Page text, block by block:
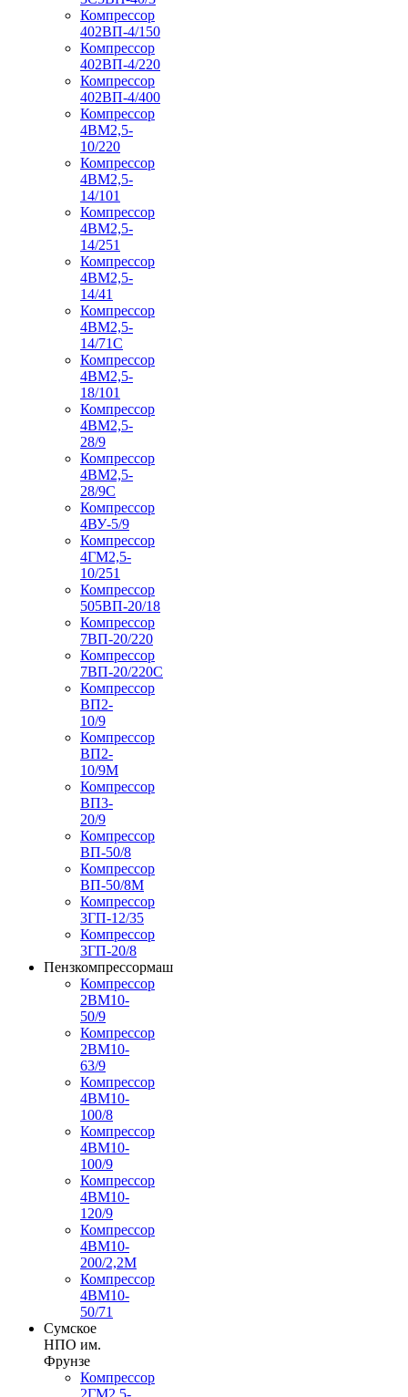
Компрессор
402ВП-4/150
Компрессор
402ВП-4/220
Компрессор
402ВП-4/400
Компрессор
4ВМ2,5-
10/220
Компрессор
4ВМ2,5-
14/101
Компрессор
4ВМ2,5-
14/251
Компрессор
4ВМ2,5-
14/41
Компрессор
4ВМ2,5-
14/71C
Компрессор
4ВМ2,5-
18/101
Компрессор
4ВМ2,5-
28/9
Компрессор
4ВМ2,5-
28/9С
Компрессор
4ВУ-5/9
Компрессор
4ГМ2,5-
10/251
Компрессор
505ВП-20/18
Компрессор
7ВП-20/220
Компрессор
7ВП-20/220С
Компрессор
ВП2-
10/9
Компрессор
ВП2-
10/9М
Компрессор
ВП3-
20/9
Компрессор
ВП-50/8
Компрессор
ВП-50/8М
Компрессор
3ГП-12/35
Компрессор
3ГП-20/8
Пензкомпрессормаш
Компрессор
2ВМ10-
50/9
Компрессор
2ВМ10-
63/9
Компрессор
4ВМ10-
100/8
Компрессор
4ВМ10-
100/9
Компрессор
4ВМ10-
120/9
Компрессор
4ВМ10-
200/2,2М
Компрессор
4ВМ10-
50/71
Сумское
НПО им.
Фрунзе
Компрессор
2ГМ2,5-